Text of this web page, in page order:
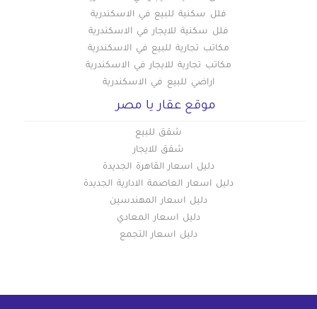
فلل سكنية للبيع في الاسكندرية
فلل سكنية للايجار في الاسكندرية
مكاتب تجارية للبيع في الاسكندرية
مكاتب تجارية للايجار في الاسكندرية
اراضي للبيع في الاسكندرية
موقع عقار يا مصر
شقق للبيع
شقق للايجار
دليل اسعار القاهرة الجديدة
دليل اسعار العاصمة الادارية الجديدة
دليل اسعار المهندسين
دليل اسعار المعادي
دليل اسعار التجمع